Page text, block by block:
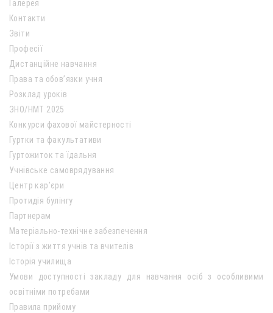
Галерея
Контакти
Звіти
Професії
Дистанційне навчання
Права та обов’язки учня
Розклад уроків
ЗНО/НМТ 2025
Конкурси фахової майстерності
Гуртки та факультативи
Гуртожиток та їдальня
Учнівське самоврядування
Центр кар’єри
Протидія булінгу
Партнерам
Матеріально-технічне забезпечення
Історії з життя учнів та вчителів
Історія училища
Умови доступності закладу для навчання осіб з особливими
освітніми потребами
Правила прийому